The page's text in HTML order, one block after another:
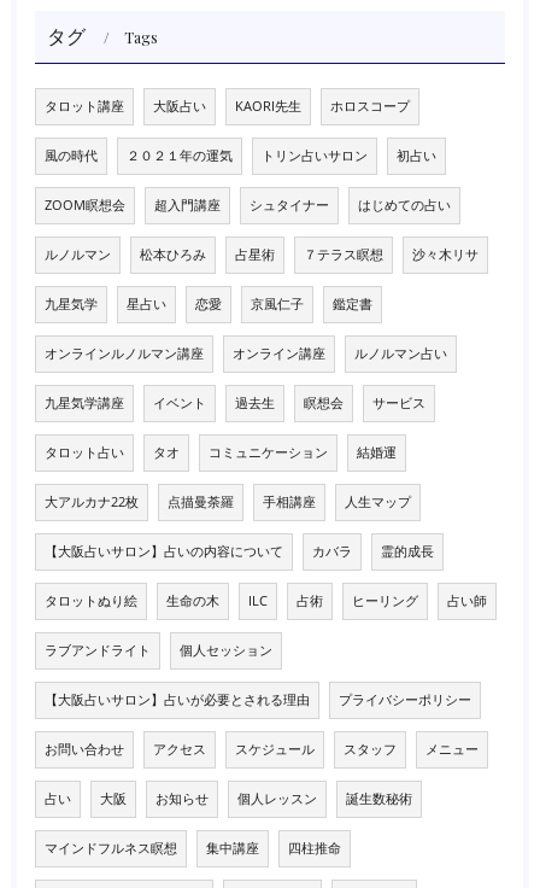
タグ Tags
タロット講座 大阪占い KAORI先生 ホロスコープ
風の時代 ２０２１年の運気 トリン占いサロン 初占い
ZOOM瞑想会 超入門講座 シュタイナー はじめての占い
ルノルマン 松本ひろみ 占星術 ７テラス瞑想 沙々木リサ
九星気学 星占い 恋愛 京風仁子 鑑定書
オンラインルノルマン講座 オンライン講座 ルノルマン占い
九星気学講座 イベント 過去生 瞑想会 サービス
タロット占い タオ コミュニケーション 結婚運
大アルカナ22枚 点描曼荼羅 手相講座 人生マップ
【大阪占いサロン】占いの内容について カバラ 霊的成長
タロットぬり絵 生命の木 ILC 占術 ヒーリング 占い師
ラブアンドライト 個人セッション
【大阪占いサロン】占いが必要とされる理由 プライバシーポリシー
お問い合わせ アクセス スケジュール スタッフ メニュー
占い 大阪 お知らせ 個人レッスン 誕生数秘術
マインドフルネス瞑想 集中講座 四柱推命